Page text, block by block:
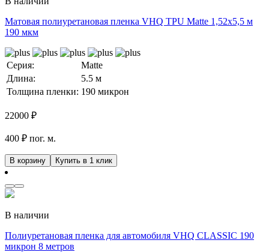
Матовая полиуретановая пленка VHQ TPU Matte 1,52х5,5 м
190 мкм
Серия:
Matte
Длина:
5.5 м
Толщина пленки: 190 микрон
22000 ₽
400 ₽ пог. м.
В корзину Купить в 1 клик
В наличии
Полиуретановая пленка для автомобиля VHQ CLASSIC 190
микрон 8 метров